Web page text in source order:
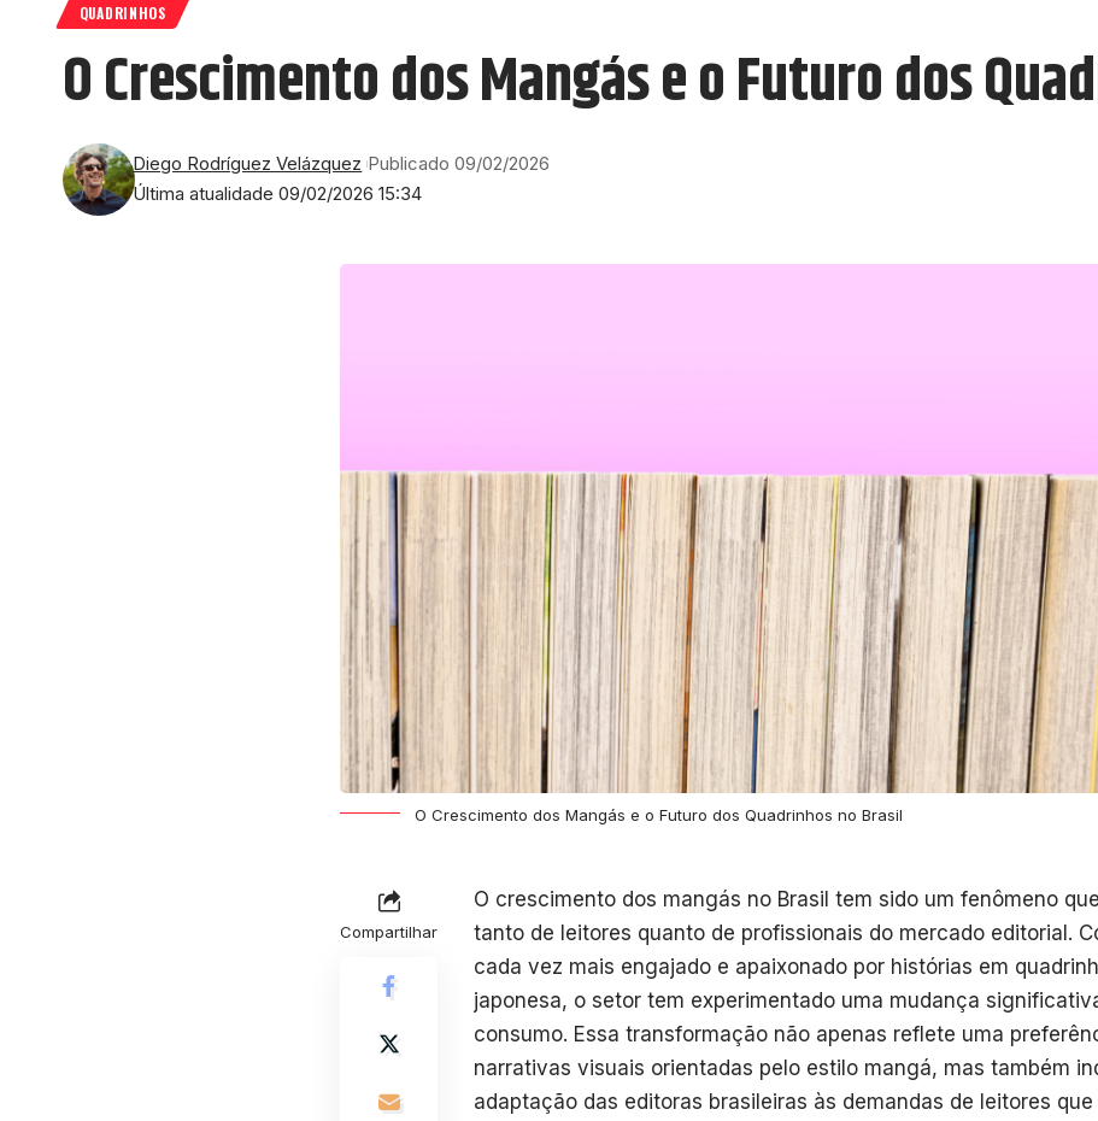
QUADRINHOS
O Crescimento dos Mangás e o Futuro dos
Última atualidade 09/02/2026 15:34
Diego Rodríguez Velázquez Publicado 09/02/2026
O Crescimento dos Mangás e o Futuro dos Quadrinhos no Brasil
Compartilhar
O crescimento dos mangás no Brasil tem sido um fenômeno
tanto de leitores quanto de profissionais do mercado editorial.
cada vez mais engajado e apaixonado por histórias em
japonesa, o setor tem experimentado uma mudança
consumo. Essa transformação não apenas reflete uma
narrativas visuais orientadas pelo estilo mangá, mas também
adaptação das editoras brasileiras às demandas de leitores